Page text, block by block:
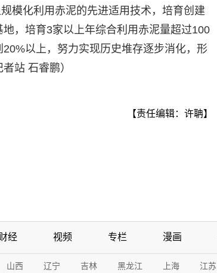
模化利用赤泥的先进适用技术，培育创建
，培育3家以上年综合利用赤泥量超过100
以上，努力实现历史堆存逐步消化，形
站 石睿鹏）
【责任编辑：许聃】
经 视频 专栏 漫画
山西 辽宁 吉林 黑龙江 上海 江苏